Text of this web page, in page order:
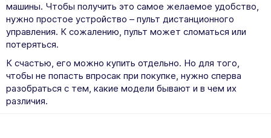
машины. Чтобы получить это самое желаемое удобство,
нужно простое устройство – пульт дистанционного
управления. К сожалению, пульт может сломаться или
потеряться.
К счастью, его можно купить отдельно. Но для того,
чтобы не попасть впросак при покупке, нужно сперва
разобраться с тем, какие модели бывают и в чем их
различия.